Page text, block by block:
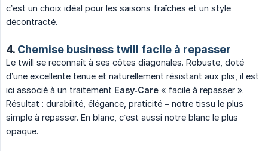
c’est un choix idéal pour les saisons fraîches et un style
décontracté.
4. Chemise business twill facile à repasser
Le twill se reconnaît à ses côtes diagonales. Robuste, doté
d’une excellente tenue et naturellement résistant aux plis, il est
ici associé à un traitement Easy‑Care « facile à repasser ».
Résultat : durabilité, élégance, praticité – notre tissu le plus
simple à repasser. En blanc, c’est aussi notre blanc le plus
opaque.